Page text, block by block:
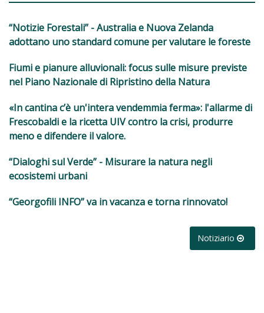
“Notizie Forestali” - Australia e Nuova Zelanda
adottano uno standard comune per valutare le foreste
Fiumi e pianure alluvionali: focus sulle misure previste
nel Piano Nazionale di Ripristino della Natura
«In cantina c’è un'intera vendemmia ferma»: l'allarme di
Frescobaldi e la ricetta UIV contro la crisi, produrre
meno e difendere il valore.
“Dialoghi sul Verde” - Misurare la natura negli
ecosistemi urbani
“Georgofili INFO” va in vacanza e torna rinnovato!
Notiziario